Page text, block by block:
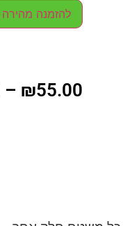
להזמנה
₪55.00
–